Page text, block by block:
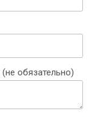
обязательно)